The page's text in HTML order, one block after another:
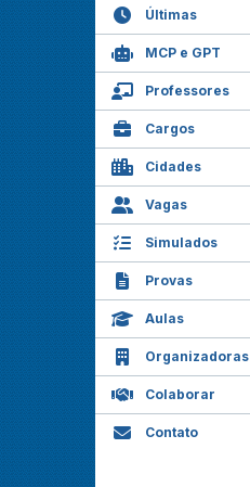
Últimas
MCP e GPT
Professores
Cargos
Cidades
Vagas
Simulados
Provas
Aulas
Organizadoras
Colaborar
Contato